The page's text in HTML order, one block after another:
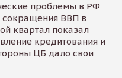
проблемы в РФ
сокращения ВВП в
квартал показал
кредитования и
ЦБ дало свои